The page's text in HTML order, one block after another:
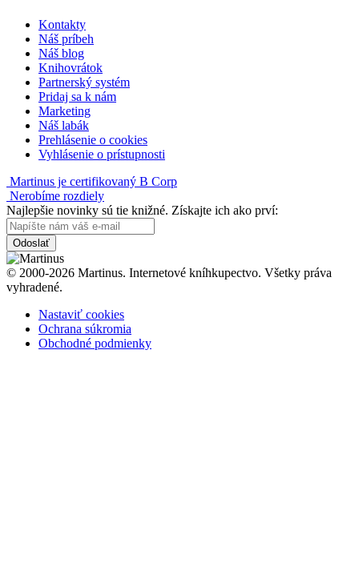
Kontakty
Náš príbeh
Náš blog
Knihovrátok
Partnerský systém
Pridaj sa k nám
Marketing
Náš labák
Prehlásenie o cookies
Vyhlásenie o prístupnosti
Martinus je certifikovaný B Corp
Nerobíme rozdiely
Najlepšie novinky sú tie knižné. Získajte ich ako prví:
Odoslať
© 2000-2026 Martinus. Internetové kníhkupectvo. Všetky práva
vyhradené.
Nastaviť cookies
Ochrana súkromia
Obchodné podmienky